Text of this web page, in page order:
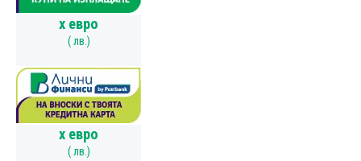
x евро
(лв.)
x евро
(лв.)